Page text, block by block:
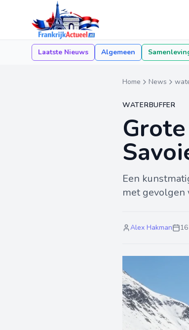
Laatste Nieuws Algemeen
Home News
WATERBUFFER
Een
met gevolgen
Alex Hakman